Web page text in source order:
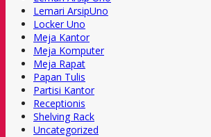
Lemari ArsipUno
Locker Uno
Meja Kantor
Meja Komputer
Meja Rapat
Papan Tulis
Partisi Kantor
Receptionis
Shelving Rack
Uncategorized